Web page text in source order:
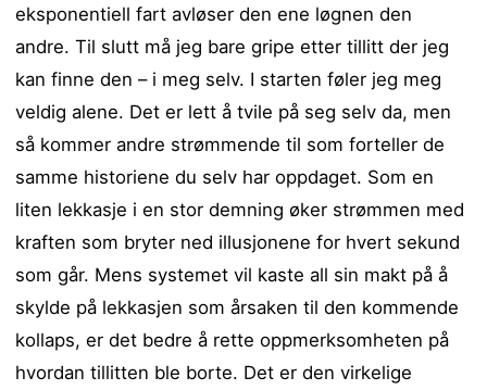
eksponentiell fart avløser den ene løgnen den
andre. Til slutt må jeg bare gripe etter tillitt der jeg
kan finne den – i meg selv. I starten føler jeg meg
veldig alene. Det er lett å tvile på seg selv da, men
så kommer andre strømmende til som forteller de
samme historiene du selv har oppdaget. Som en
liten lekkasje i en stor demning øker strømmen med
kraften som bryter ned illusjonene for hvert sekund
som går. Mens systemet vil kaste all sin makt på å
skylde på lekkasjen som årsaken til den kommende
kollaps, er det bedre å rette oppmerksomheten på
hvordan tillitten ble borte. Det er den virkelige